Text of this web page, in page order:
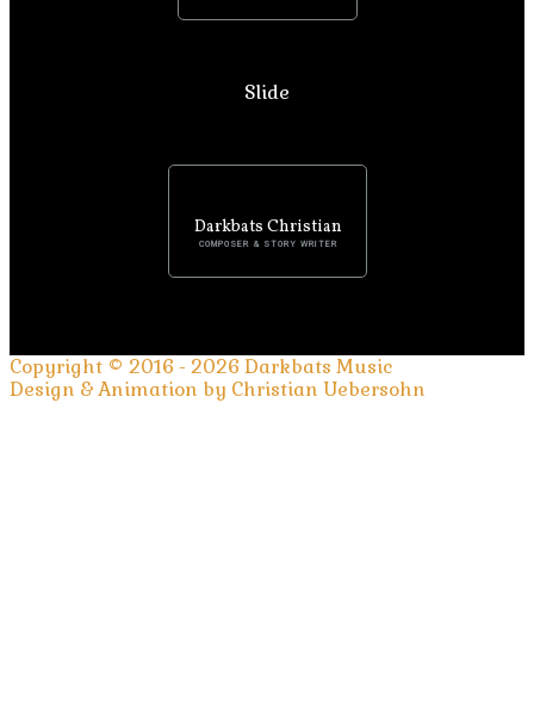
Slide
Darkbats Christian
COMPOSER & STORY WRITER
Copyright © 2016 - 2026 Darkbats Music
Design & Animation by Christian Uebersohn